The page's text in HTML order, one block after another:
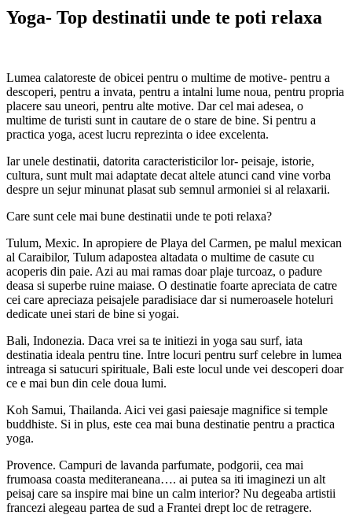
Yoga- Top destinatii unde te poti relaxa
Lumea calatoreste de obicei pentru o multime de motive- pentru a
descoperi, pentru a invata, pentru a intalni lume noua, pentru propria
placere sau uneori, pentru alte motive. Dar cel mai adesea, o
multime de turisti sunt in cautare de o stare de bine. Si pentru a
practica yoga, acest lucru reprezinta o idee excelenta.
Iar unele destinatii, datorita caracteristicilor lor- peisaje, istorie,
cultura, sunt mult mai adaptate decat altele atunci cand vine vorba
despre un sejur minunat plasat sub semnul armoniei si al relaxarii.
Care sunt cele mai bune destinatii unde te poti relaxa?
Tulum, Mexic. In apropiere de Playa del Carmen, pe malul mexican
al Caraibilor, Tulum adapostea altadata o multime de casute cu
acoperis din paie. Azi au mai ramas doar plaje turcoaz, o padure
deasa si superbe ruine maiase. O destinatie foarte apreciata de catre
cei care apreciaza peisajele paradisiace dar si numeroasele hoteluri
dedicate unei stari de bine si yogai.
Bali, Indonezia. Daca vrei sa te initiezi in yoga sau surf, iata
destinatia ideala pentru tine. Intre locuri pentru surf celebre in lumea
intreaga si satucuri spirituale, Bali este locul unde vei descoperi doar
ce e mai bun din cele doua lumi.
Koh Samui, Thailanda. Aici vei gasi paiesaje magnifice si temple
buddhiste. Si in plus, este cea mai buna destinatie pentru a practica
yoga.
Provence. Campuri de lavanda parfumate, podgorii, cea mai
frumoasa coasta mediteraneana…. ai putea sa iti imaginezi un alt
peisaj care sa inspire mai bine un calm interior? Nu degeaba artistii
francezi alegeau partea de sud a Frantei drept loc de retragere.